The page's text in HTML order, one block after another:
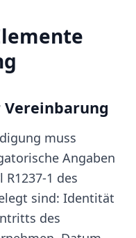
muss
Angaben
1 des
sind: Identität
des